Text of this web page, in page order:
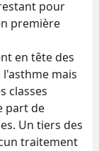
pour
première
en tête des
l'asthme mais
classes
part de
Un tiers des
traitement